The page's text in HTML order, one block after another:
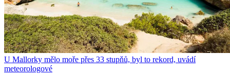
U Mallorky mělo moře přes 33 stupňů, byl to rekord, uvádí
meteorologové